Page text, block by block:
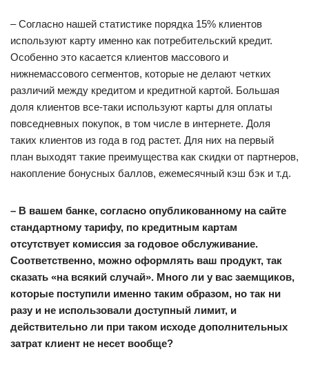
– Согласно нашей статистике порядка 15% клиентов
используют карту именно как потребительский кредит.
Особенно это касается клиентов массового и
нижнемассового сегментов, которые не делают четких
различий между кредитом и кредитной картой. Большая
доля клиентов все-таки используют карты для оплаты
повседневных покупок, в том числе в интернете. Доля
таких клиентов из года в год растет. Для них на первый
план выходят такие преимущества как скидки от партнеров,
накопление бонусных баллов, ежемесячный кэш бэк и т.д.
– В вашем банке, согласно опубликованному на сайте
стандартному тарифу, по кредитным картам
отсутствует комиссия за годовое обслуживание.
Соответственно, можно оформлять ваш продукт, так
сказать «на всякий случай». Много ли у вас заемщиков,
которые поступили именно таким образом, но так ни
разу и не использовали доступный лимит, и
действительно ли при таком исходе дополнительных
затрат клиент не несет вообще?